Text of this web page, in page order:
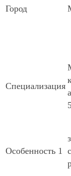
Город
Специализация
Особенность 1